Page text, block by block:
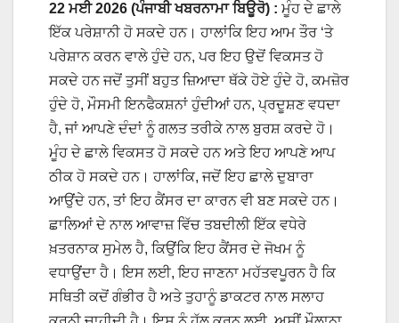
22 ਮਈ 2026 (ਪੰਜਾਬੀ ਖਬਰਨਾਮਾ ਬਿਊਰੋ) : ਮੂੰਹ ਦੇ ਛਾਲੇ
ਇੱਕ ਪਰੇਸ਼ਾਨੀ ਹੋ ਸਕਦੇ ਹਨ। ਹਾਲਾਂਕਿ ਇਹ ਆਮ ਤੌਰ ‘ਤੇ
ਪਰੇਸ਼ਾਨ ਕਰਨ ਵਾਲੇ ਹੁੰਦੇ ਹਨ, ਪਰ ਇਹ ਉਦੋਂ ਵਿਕਸਤ ਹੋ
ਸਕਦੇ ਹਨ ਜਦੋਂ ਤੁਸੀਂ ਬਹੁਤ ਜ਼ਿਆਦਾ ਥੱਕੇ ਹੋਏ ਹੁੰਦੇ ਹੋ, ਕਮਜ਼ੋਰ
ਹੁੰਦੇ ਹੋ, ਮੌਸਮੀ ਇਨਫੈਕਸ਼ਨਾਂ ਹੁੰਦੀਆਂ ਹਨ, ਪ੍ਰਦੂਸ਼ਣ ਵਧਦਾ
ਹੈ, ਜਾਂ ਆਪਣੇ ਦੰਦਾਂ ਨੂੰ ਗਲਤ ਤਰੀਕੇ ਨਾਲ ਬੁਰਸ਼ ਕਰਦੇ ਹੋ।
ਮੂੰਹ ਦੇ ਛਾਲੇ ਵਿਕਸਤ ਹੋ ਸਕਦੇ ਹਨ ਅਤੇ ਇਹ ਆਪਣੇ ਆਪ
ਠੀਕ ਹੋ ਸਕਦੇ ਹਨ। ਹਾਲਾਂਕਿ, ਜਦੋਂ ਇਹ ਛਾਲੇ ਦੁਬਾਰਾ
ਆਉਂਦੇ ਹਨ, ਤਾਂ ਇਹ ਕੈਂਸਰ ਦਾ ਕਾਰਨ ਵੀ ਬਣ ਸਕਦੇ ਹਨ।
ਛਾਲਿਆਂ ਦੇ ਨਾਲ ਆਵਾਜ਼ ਵਿੱਚ ਤਬਦੀਲੀ ਇੱਕ ਵਧੇਰੇ
ਖ਼ਤਰਨਾਕ ਸੁਮੇਲ ਹੈ, ਕਿਉਂਕਿ ਇਹ ਕੈਂਸਰ ਦੇ ਜੋਖਮ ਨੂੰ
ਵਧਾਉਂਦਾ ਹੈ। ਇਸ ਲਈ, ਇਹ ਜਾਣਨਾ ਮਹੱਤਵਪੂਰਨ ਹੈ ਕਿ
ਸਥਿਤੀ ਕਦੋਂ ਗੰਭੀਰ ਹੈ ਅਤੇ ਤੁਹਾਨੂੰ ਡਾਕਟਰ ਨਾਲ ਸਲਾਹ